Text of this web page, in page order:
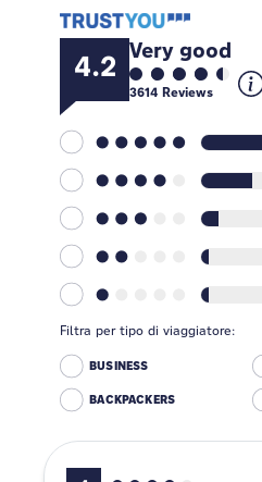
4.2 Very good
3614 Reviews
Filtra per tipo di viaggiatore:
BUSINESS
BACKPACKERS